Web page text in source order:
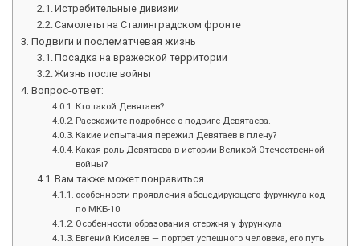
Истребительные дивизии
Самолеты на Сталинградском фронте
Подвиги и послематчевая жизнь
Посадка на вражеской территории
Жизнь после войны
Вопрос-ответ:
Кто такой Девятаев?
Расскажите подробнее о подвиге Девятаева.
Какие испытания пережил Девятаев в плену?
Какая роль Девятаева в истории Великой Отечественной
войны?
Вам также может понравиться
особенности проявления абсцедирующего фурункула код
по МКБ-10
Особенности образования стержня у фурункула
Евгений Киселев — портрет успешного человека, его путь